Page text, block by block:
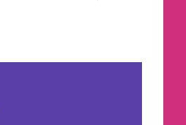
geht weiter. Wohin mit
radioaktiven
durchseuchtes
unsere europäischen
die Kernenergie